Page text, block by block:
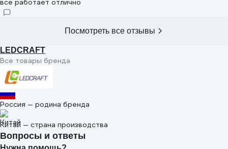
все работает отлично
Посмотреть все отзывы
LEDCRAFT
Все товары бренда
Россия — родина бренда
Китай — страна производства
Вопросы и ответы